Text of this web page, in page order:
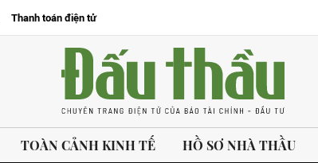
Thanh toán điện tử
TOÀN CẢNH KINH TẾ HỒ SƠ NHÀ THẦU